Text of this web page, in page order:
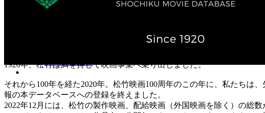
会社案内
1920年、松竹は満を持して映画事業へ乗り出しました。
それから100年を経た2020年。松竹映画100周年のこの年に、私たちは
報の本データベースへの登録を終えました。
2022年12月には、松竹の製作映画、配給映画（外国映画を除く）の総数